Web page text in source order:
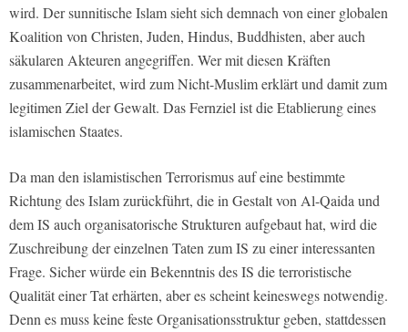
wird. Der sunnitische Islam sieht sich demnach von einer globalen
Koalition von Christen, Juden, Hindus, Buddhisten, aber auch
säkularen Akteuren angegriffen. Wer mit diesen Kräften
zusammenarbeitet, wird zum Nicht-Muslim erklärt und damit zum
legitimen Ziel der Gewalt. Das Fernziel ist die Etablierung eines
islamischen Staates.
Da man den islamistischen Terrorismus auf eine bestimmte
Richtung des Islam zurückführt, die in Gestalt von Al-Qaida und
dem IS auch organisatorische Strukturen aufgebaut hat, wird die
Zuschreibung der einzelnen Taten zum IS zu einer interessanten
Frage. Sicher würde ein Bekenntnis des IS die terroristische
Qualität einer Tat erhärten, aber es scheint keineswegs notwendig.
Denn es muss keine feste Organisationsstruktur geben, stattdessen